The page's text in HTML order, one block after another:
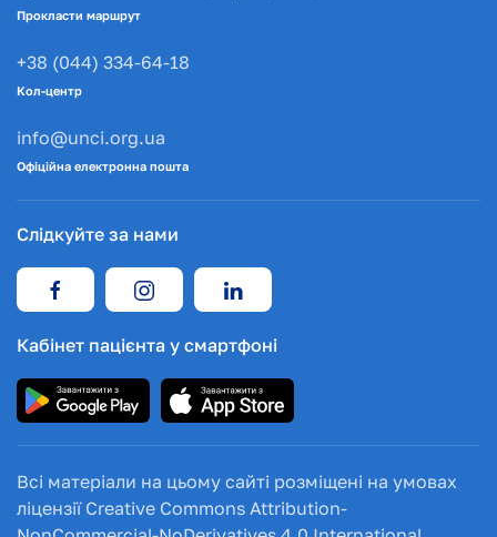
Прокласти маршрут
+38 (044) 334-64-18
Кол-центр
info@unci.org.ua
Офіційна електронна пошта
Слідкуйте за нами
Кабінет пацієнта у смартфоні
Всі матеріали на цьому сайті розміщені на умовах
ліцензії Creative Commons Attribution-